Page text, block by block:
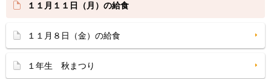
１１月１１日（月）の給食
１１月８日（金）の給食
１年生 秋まつり